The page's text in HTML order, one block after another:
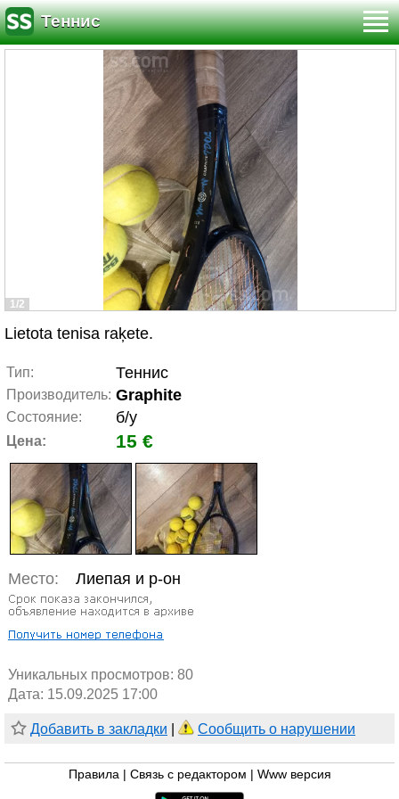
Теннис
1/2
Lietota tenisa raķete.
Тип: Теннис
Производитель: Graphite
Состояние: б/у
Цена: 15 €
Место: Лиепая и р-он
Уникальных просмотров: 80
Дата: 15.09.2025 17:00
Добавить в закладки Сообщить о нарушении
Правила Связь с редактором Www версия